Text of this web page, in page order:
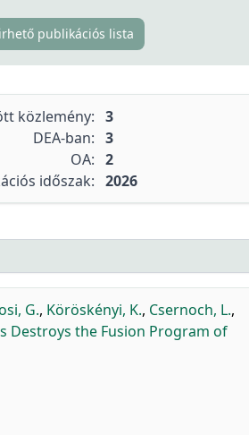
publikációs lista
közlemény: 3
DEA-ban: 3
OA: 2
időszak: 2026
G., Köröskényi, K., Csernoch, L.,
Destroys the Fusion Program of